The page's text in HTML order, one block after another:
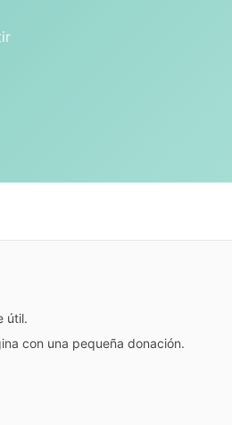
útil.
con una pequeña donación.